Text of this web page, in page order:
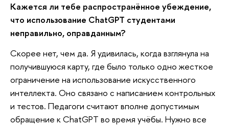
Кажется ли тебе распространённое убеждение,
что использование ChatGPT студентами
неправильно, оправданным?
Скорее нет, чем да. Я удивилась, когда взглянула на
получившуюся карту, где было только одно жесткое
ограничение на использование искусственного
интеллекта. Оно связано с написанием контрольных
и тестов. Педагоги считают вполне допустимым
обращение к ChatGPT во время учёбы. Нужно все